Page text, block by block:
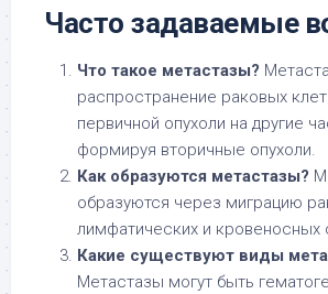
Часто задаваемые
Что такое метастазы?
распространение раковых
первичной опухоли на другие
формируя вторичные опухоли.
Как образуются метастазы?
образуются через миграцию
лимфатических и кровеносных
Какие существуют виды
Метастазы могут быть